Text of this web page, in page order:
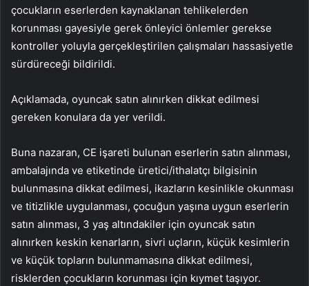
çocukların eserlerden kaynaklanan tehlikelerden
korunması gayesiyle gerek önleyici önlemler gerekse
kontroller yoluyla gerçekleştirilen çalışmaları hassasiyetle
sürdüreceği bildirildi.
Açıklamada, oyuncak satın alınırken dikkat edilmesi
gereken konulara da yer verildi.
Buna nazaran, CE işareti bulunan eserlerin satın alınması,
ambalajında ve etiketinde üretici/ithalatçı bilgisinin
bulunmasına dikkat edilmesi, ikazların kesinlikle okunması
ve titizlikle uygulanması, çocuğun yaşına uygun eserlerin
satın alınması, 3 yaş altındakiler için oyuncak satın
alınırken keskin kenarların, sivri uçların, küçük kesimlerin
ve küçük topların bulunmamasına dikkat edilmesi,
risklerden çocukların korunması için kıymet taşıyor.